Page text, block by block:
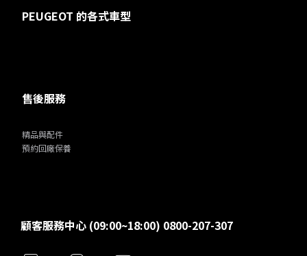
PEUGEOT 的各式車型
售後服務
精品與配件
預約回廠保養
顧客服務中心 (09:00~18:00) 0800-207-307